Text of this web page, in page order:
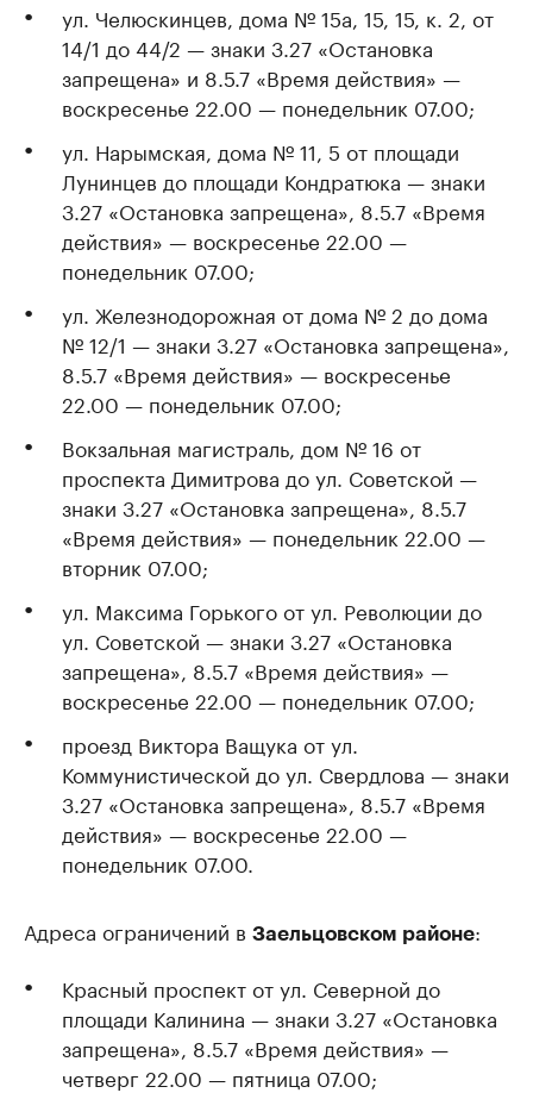
ул. Челюскинцев, дома № 15а, 15, 15, к. 2, от
14/1 до 44/2 — знаки 3.27 «Остановка
запрещена» и 8.5.7 «Время действия» —
воскресенье 22.00 — понедельник 07.00;
ул. Нарымская, дома № 11, 5 от площади
Лунинцев до площади Кондратюка — знаки
3.27 «Остановка запрещена», 8.5.7 «Время
действия» — воскресенье 22.00 —
понедельник 07.00;
ул. Железнодорожная от дома № 2 до дома
№ 12/1 — знаки 3.27 «Остановка запрещена»,
8.5.7 «Время действия» — воскресенье
22.00 — понедельник 07.00;
Вокзальная магистраль, дом № 16 от
проспекта Димитрова до ул. Советской —
знаки 3.27 «Остановка запрещена», 8.5.7
«Время действия» — понедельник 22.00 —
вторник 07.00;
ул. Максима Горького от ул. Революции до
ул. Советской — знаки 3.27 «Остановка
запрещена», 8.5.7 «Время действия» —
воскресенье 22.00 — понедельник 07.00;
проезд Виктора Ващука от ул.
Коммунистической до ул. Свердлова — знаки
3.27 «Остановка запрещена», 8.5.7 «Время
действия» — воскресенье 22.00 —
понедельник 07.00.
Адреса ограничений в Заельцовском районе:
Красный проспект от ул. Северной до
площади Калинина — знаки 3.27 «Остановка
запрещена», 8.5.7 «Время действия» —
четверг 22.00 — пятница 07.00;